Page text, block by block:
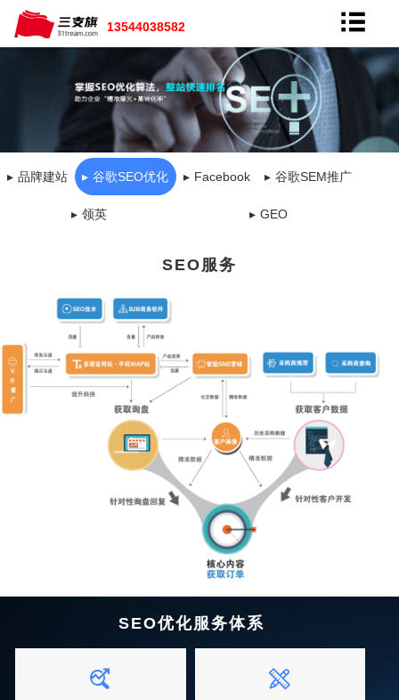
13544038582
品牌建站 谷歌SEO优化 Facebook 谷歌SEM推广
领英 GEO
SEO服务
SEO优化服务体系